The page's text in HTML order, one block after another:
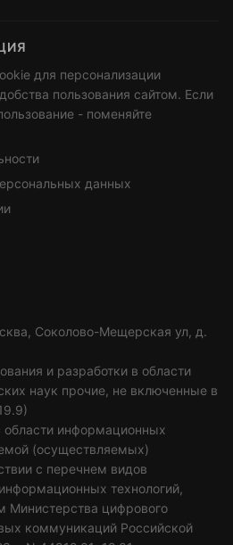
для персонализации
пользования сайтом. Если
- поменяйте
данных
Соколово-Мещерская ул, д.
и разработки в области
наук прочие, не включенные в
области информационных
(осуществляемых)
с перечнем видов
технологий,
Министерства цифрового
коммуникаций Российской